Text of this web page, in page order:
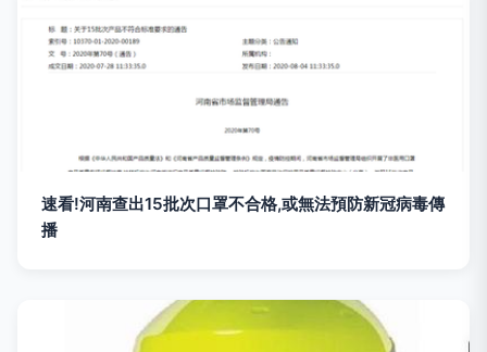
速看!河南查出15批次口罩不合格,或無法預防新冠病毒傳
播